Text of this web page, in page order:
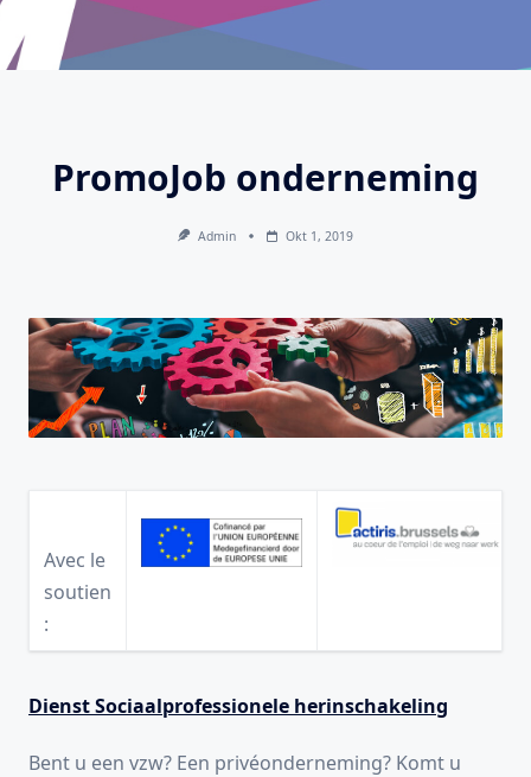
PromoJob onderneming
Admin Okt 1, 2019
Avec le
soutien
:
Dienst Sociaalprofessionele herinschakeling
Bent u een vzw? Een privéonderneming? Komt u